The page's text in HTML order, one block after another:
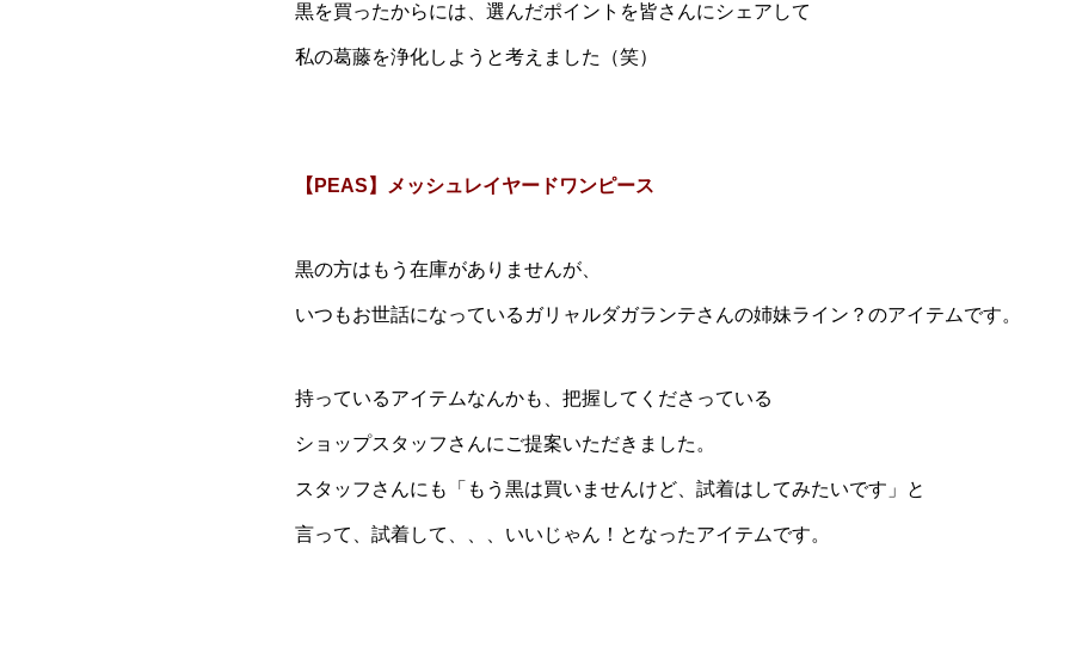
黒を買ったからには、選んだポイントを皆さんにシェアして
私の葛藤を浄化しようと考えました（笑）
【PEAS】メッシュレイヤードワンピース
黒の方はもう在庫がありませんが、
いつもお世話になっているガリャルダガランテさんの姉妹ライン？のアイテムです。
持っているアイテムなんかも、把握してくださっている
ショップスタッフさんにご提案いただきました。
スタッフさんにも「もう黒は買いませんけど、試着はしてみたいです」と
言って、試着して、、、いいじゃん！となったアイテムです。